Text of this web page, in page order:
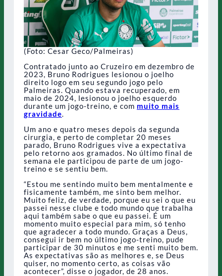
(Foto: Cesar Geco/Palmeiras)
Contratado junto ao Cruzeiro em dezembro de
2023, Bruno Rodrigues lesionou o joelho
direito logo em seu segundo jogo pelo
Palmeiras. Quando estava recuperado, em
maio de 2024, lesionou o joelho esquerdo
durante um jogo-treino, e com muito mais
gravidade.
Um ano e quatro meses depois da segunda
cirurgia, e perto de completar 20 meses
parado, Bruno Rodrigues vive a expectativa
pelo retorno aos gramados. No último final de
semana ele participou de parte de um jogo-
treino e se sentiu bem.
“Estou me sentindo muito bem mentalmente e
fisicamente também, me sinto bem melhor.
Muito feliz, de verdade, porque eu sei o que eu
passei nesse clube e todo mundo que trabalha
aqui também sabe o que eu passei. É um
momento muito especial para mim, só tenho
que agradecer a todo mundo. Graças a Deus,
consegui ir bem no último jogo-treino, pude
participar de 30 minutos e me senti muito bem.
As expectativas são as melhores e, se Deus
quiser, no momento certo, as coisas vão
acontecer”, disse o jogador, de 28 anos.